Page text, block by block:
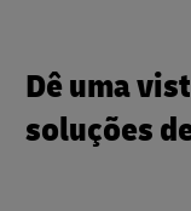
Dê uma
soluções